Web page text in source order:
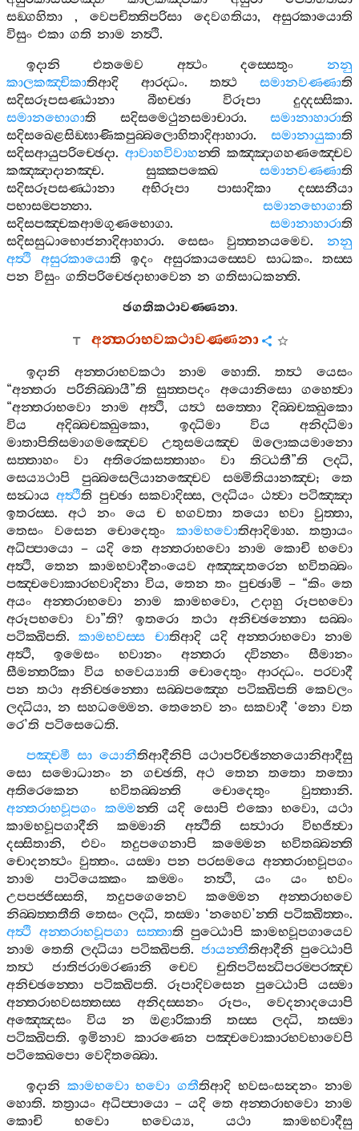
සඞ‍්ගහිතා , වෙපචිත‍්තිපරිසා දෙවගතියා, අසුරකායොති
විසුං එකා ගති නාම නත්‍ථි.
ඉදානි
එතමෙව අත්‍ථං දස‍්සෙතුං
නනු
කාලකඤ‍්චිකාතිආදි ආරද‍්ධං. තත්‍ථ සමානවණ‍්ණාති
සදිසරූපසණ‍්ඨානා
බීභච‍්ඡා විරූපා දුද‍්දස‍්සිකා.
සමානභොගාති සදිසමෙථුනසමාචාරා. සමානාහාරාති
සදිසඛෙළසිඞ‍්ඝාණිකපුබ‍්බලොහිතාදිආහාරා. සමානායුකාති
සදිසආයුපරිච‍්ඡෙදා. ආවාහවිවාහන‍්ති කඤ‍්ඤාගහණඤ‍්චෙව
කඤ‍්ඤාදානඤ‍්ච. සුක‍්කපක‍්ඛෙ සමානවණ‍්ණාති
සදිසරූපසණ‍්ඨානා
අභිරූපා පාසාදිකා
දස‍්සනීයා
පභාසම‍්පන‍්නා. සමානභොගාති
සදිසපඤ‍්චකආමගුණභොගා. සමානාහාරාති
සදිසසුධාභොජනාදිආහාරා. සෙසං වුත‍්තනයමෙව.නනු
අත්‍ථි
අසුරකායොති ඉදං අසුරකායස‍්සෙව සාධකං.තස‍්ස
පන විසුං ගතිපරිච‍්ඡෙදාභාවෙන න ගතිසාධකන‍්ති.
ඡගතිකථාවණ‍්ණනා.
අන‍්තරාභවකථාවණ‍්ණනා
ඉදානි අන‍්තරාභවකථා නාම හොති.තත්‍ථ
යෙසං
“අන‍්තරා පරිනිබ‍්බායී”ති සුත‍්තපදං අයොනිසො
ගහෙත්‍වා
“අන‍්තරාභවො නාම අත්‍ථි, යත්‍ථ සත‍්තො
දිබ‍්බචක‍්ඛුකො
විය
අදිබ‍්බචක‍්ඛුකො, ඉද‍්ධිමා විය
අනිද‍්ධිමා
මාතාපිතිසමාගමඤ‍්චෙව
උතුසමයඤ‍්ච
ඔලොකයමානො
සත‍්තාහං
වා අතිරෙකසත‍්තාහං වා තිට‍්ඨතී”ති ලද‍්ධි,
සෙය්‍යථාපි
පුබ‍්බසෙලියානඤ‍්චෙව සම‍්මිතියානඤ‍්ච; තෙ
සන්‍ධාය අත්‍ථීති පුච‍්ඡා සකවාදිස‍්ස,ලද‍්ධියං ඨත්‍වා පටිඤ‍්ඤා
ඉතරස‍්ස. අථ නං යෙ ච භගවතා තයො භවා වුත‍්තා,
තෙසං
වසෙන චොදෙතුං කාමභවොතිආදිමාහ. තත්‍රායං
අධිප‍්පායො –යදි තෙ අන‍්තරාභවො නාම කොචි භවො
අත්‍ථි, තෙන කාමභවාදීනංයෙව අඤ‍්ඤතරෙන
භවිතබ‍්බං
පඤ‍්චවොකාරභවාදිනා විය,තෙන තං පුච‍්ඡාමි – “කිං තෙ
අයං
අන‍්තරාභවො නාම කාමභවො, උදාහු
රූපභවො
අරූපභවො
වා”ති?ඉතරො තථා අනිච‍්ඡන‍්තො
සබ‍්බං
පටික‍්ඛිපති.කාමභවස‍්ස චාතිආදි යදි අන‍්තරාභවො
නාම
අත්‍ථි, ඉමෙසං භවානං අන‍්තරා ද‍්වින‍්නං
සීමානං
සීමන‍්තරිකා
විය භවෙය්‍යාති චොදෙතුං ආරද‍්ධං.පරවාදී
පන
තථා අනිච‍්ඡන‍්තො සබ‍්බපඤ‍්හෙ පටික‍්ඛිපති කෙවලං
ලද‍්ධියා, න සහධම‍්මෙන. තෙනෙව නං සකවාදී ‘නො වත
රෙ’ති පටිසෙධෙති.
පඤ‍්චමී සා යොනීතිආදීනිපි යථාපරිච‍්ඡින‍්නයොනිආදීසු
සො
සමොධානං න ගච‍්ඡති,අථ තෙන තතො
තතො
අතිරෙකෙන
භවිතබ‍්බන‍්ති චොදෙතුං වුත‍්තානි.
අන‍්තරාභවූපගං කම‍්මන‍්ති යදි සොපි එකො භවො,යථා
කාමභවූපගාදීනි
කම‍්මානි අත්‍ථීති සත්‍ථාරා
විභජිත්‍වා
දස‍්සිතානි, එවං තදුපගෙනාපි කම‍්මෙන
භවිතබ‍්බන‍්ති
චොදනත්‍ථං වුත‍්තං. යස‍්මා පන පරසමයෙ අන‍්තරාභවූපගං
නාම
පාටියෙක‍්කං කම‍්මං නත්‍ථි,යං යං
භවං
උපපජ‍්ජිස‍්සති, තදුපගෙනෙව කම‍්මෙන
අන‍්තරාභවෙ
නිබ‍්බත‍්තතීති තෙසං ලද‍්ධි, තස‍්මා‘නහෙව’න‍්ති පටික‍්ඛිත‍්තං.
අත්‍ථි අන‍්තරාභවූපගා සත‍්තාති පුට‍්ඨොපි කාමභවූපගායෙව
නාම තෙති ලද‍්ධියා පටික‍්ඛිපති. ජායන‍්තීතිආදීනි පුට‍්ඨොපි
තත්‍ථ
ජාතිජරාමරණානි චෙව
චුතිපටිසන්‍ධිපරම‍්පරඤ‍්ච
අනිච‍්ඡන‍්තො
පටික‍්ඛිපති. රූපාදිවසෙන පුට‍්ඨොපි
යස‍්මා
අන‍්තරාභවසත‍්තස‍්ස
අනිදස‍්සනං රූපං,වෙදනාදයොපි
අඤ‍්ඤෙසං
විය න ඔළාරිකාති තස‍්ස ලද‍්ධි, තස‍්මා
පටික‍්ඛිපති. ඉමිනාව කාරණෙන
පඤ‍්චවොකාරභවභාවෙපි
පටික‍්ඛෙපො වෙදිතබ‍්බො.
ඉදානි කාමභවො භවො ගතීතිආදි භවසංසන්‍දනං නාම
හොති. තත්‍රායං අධිප‍්පායො – යදි තෙ අන‍්තරාභවො නාම
කොචි
භවො භවෙය්‍ය, යථා
කාමභවාදීසු